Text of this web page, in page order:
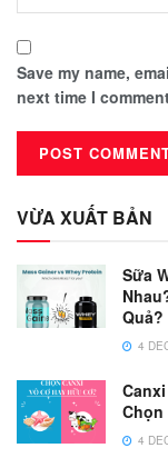
Save my name,
next time I
VỪA XUẤT BẢN
Sữa
Quả?
4
Chọn
4